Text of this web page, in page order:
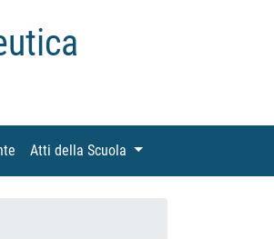
(current)
Atti della Scuola (current)